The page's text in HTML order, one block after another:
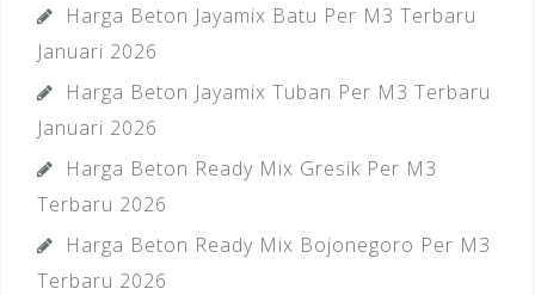
Harga Beton Jayamix Batu Per M3 Terbaru
Januari 2026
Harga Beton Jayamix Tuban Per M3 Terbaru
Januari 2026
Harga Beton Ready Mix Gresik Per M3
Terbaru 2026
Harga Beton Ready Mix Bojonegoro Per M3
Terbaru 2026